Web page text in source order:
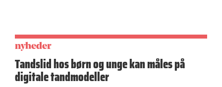
nyheder
Tandslid hos børn og unge kan måles på
digitale tandmodeller